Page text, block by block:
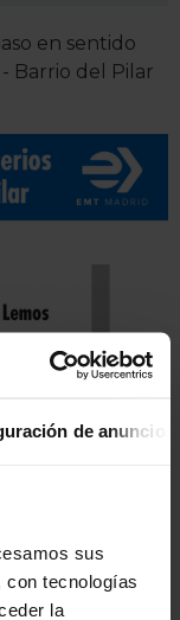
de anuncios
sus
con tecnologías
la
en sentido
Barrio del Pilar
completa.
Madrid
líneas de EMT